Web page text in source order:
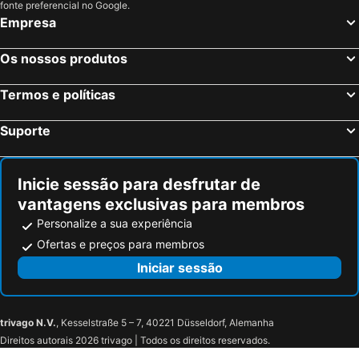
Längenfeld, bed and breakfasts
Ohlstadt, bed and breakfasts
Umhausen-Niederthai, bed and breakfasts
Berwang, bed and breakfasts
Obsteig, bed and breakfasts
Biberwier, bed and breakfasts Vals, bed and breakfasts
Stanzach, bed and breakfasts
Neustift im Stubaital, bed and breakfasts
fonte preferencial no Google.
Empresa
Os nossos produtos
Termos e políticas
Suporte
Inicie sessão para desfrutar de
vantagens exclusivas para membros
Personalize a sua experiência
Ofertas e preços para membros
Iniciar sessão
trivago N.V., Kesselstraße 5 – 7, 40221 Düsseldorf, Alemanha
Direitos autorais 2026 trivago | Todos os direitos reservados.